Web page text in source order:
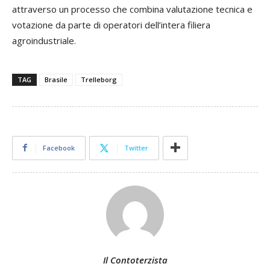
attraverso un processo che combina valutazione tecnica e
votazione da parte di operatori dell’intera filiera
agroindustriale.
TAG Brasile Trelleborg
Facebook Twitter
Il Contoterzista